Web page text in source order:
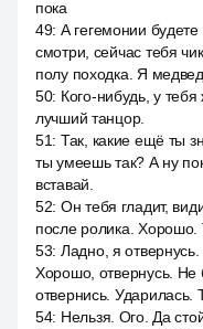
пока
49: А гегемонии будете
смотри, сейчас тебя
полу походка. Я
50: Кого-нибудь, у
лучший танцор.
51: Так, какие ещё ты
ты умеешь так? А ну
вставай.
52: Он тебя гладит,
после ролика. Хорошо.
53: Ладно, я
Хорошо, отвернусь. Не
отвернись. Ударилась.
54: Нельзя. Ого. Да